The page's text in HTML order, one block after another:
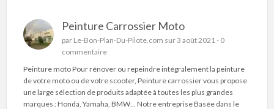
Peinture Carrossier Moto
par Le-Bon-Plan-Du-Pilote.com sur 3 août 2021 - 0
commentaire
Peinture moto Pour rénover ou repeindre intégralement la peinture
de votre moto ou de votre scooter, Peinture carrossier vous propose
une large sélection de produits adaptée à toutes les plus grandes
marques : Honda, Yamaha, BMW… Notre entreprise Basée dans le